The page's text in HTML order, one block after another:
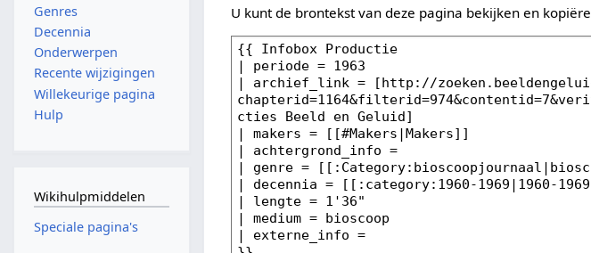
U kunt de brontekst van deze pagina bekijken en
Genres
Decennia
Onderwerpen
Recente wijzigingen
Willekeurige pagina
Hulp
Wikihulpmiddelen
Speciale pagina's